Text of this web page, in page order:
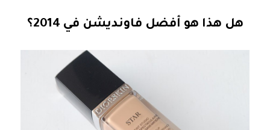
هل هذا هو أفضل فاونديشن في 2014؟